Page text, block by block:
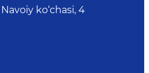
ko‘chаsi, 4